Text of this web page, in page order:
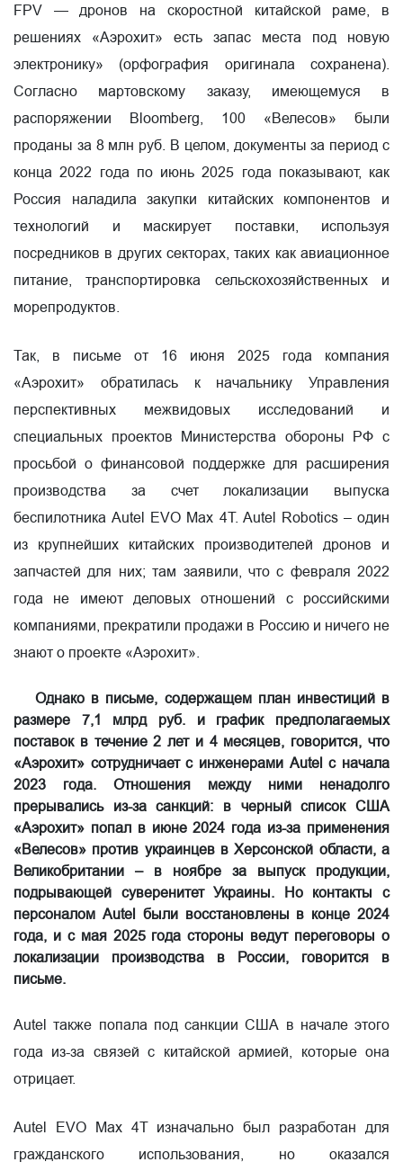
FPV — дронов на скоростной китайской раме, в
решениях «Аэрохит» есть запас места под новую
электронику» (орфография оригинала сохранена).
Согласно мартовскому заказу, имеющемуся в
распоряжении Bloomberg, 100 «Велесов» были
проданы за 8 млн руб. В целом, документы за период с
конца 2022 года по июнь 2025 года показывают, как
Россия наладила закупки китайских компонентов и
технологий и маскирует поставки, используя
посредников в других секторах, таких как авиационное
питание, транспортировка сельскохозяйственных и
морепродуктов.
Так, в письме от 16 июня 2025 года компания
«Аэрохит» обратилась к начальнику Управления
перспективных межвидовых исследований и
специальных проектов Министерства обороны РФ с
просьбой о финансовой поддержке для расширения
производства за счет локализации выпуска
беспилотника Autel EVO Max 4T. Autel Robotics – один
из крупнейших китайских производителей дронов и
запчастей для них; там заявили, что с февраля 2022
года не имеют деловых отношений с российскими
компаниями, прекратили продажи в Россию и ничего не
знают о проекте «Аэрохит».
Однако в письме, содержащем план инвестиций в
размере 7,1 млрд руб. и график предполагаемых
поставок в течение 2 лет и 4 месяцев, говорится, что
«Аэрохит» сотрудничает с инженерами Autel с начала
2023 года. Отношения между ними ненадолго
прерывались из-за санкций: в черный список США
«Аэрохит» попал в июне 2024 года из-за применения
«Велесов» против украинцев в Херсонской области, а
Великобритании – в ноябре за выпуск продукции,
подрывающей суверенитет Украины. Но контакты с
персоналом Autel были восстановлены в конце 2024
года, и с мая 2025 года стороны ведут переговоры о
локализации производства в России, говорится в
письме.
Autel также попала под санкции США в начале этого
года из-за связей с китайской армией, которые она
отрицает.
Autel EVO Max 4T изначально был разработан для
гражданского использования, но оказался